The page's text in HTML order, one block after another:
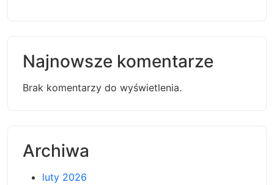
Najnowsze komentarze
Brak komentarzy do wyświetlenia.
Archiwa
luty 2026